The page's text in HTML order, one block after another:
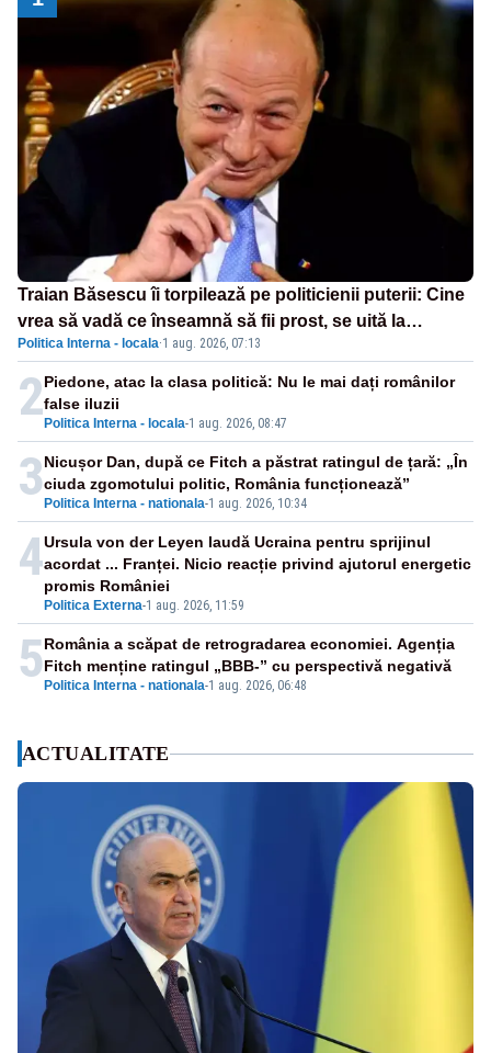
Traian Băsescu îi torpilează pe politicienii puterii: Cine
vrea să vadă ce înseamnă să fii prost, se uită la
România
Politica Interna - locala·1 aug. 2026, 07:13
2 Politica Interna - locala-1 aug. 2026, 08:47
Piedone, atac la clasa politică: Nu le mai dați românilor
false iluzii
3 Politica Interna - nationala-1 aug. 2026, 10:34
Nicușor Dan, după ce Fitch a păstrat ratingul de țară: „În
ciuda zgomotului politic, România funcționează”
4
Politica Externa-1 aug. 2026, 11:59
Ursula von der Leyen laudă Ucraina pentru sprijinul
acordat ... Franței. Nicio reacție privind ajutorul energetic
promis României
5 Politica Interna - nationala-1 aug. 2026, 06:48
România a scăpat de retrogradarea economiei. Agenția
Fitch menține ratingul „BBB-” cu perspectivă negativă
ACTUALITATE